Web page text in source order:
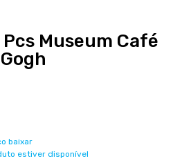
Museum Café
baixar
estiver disponível